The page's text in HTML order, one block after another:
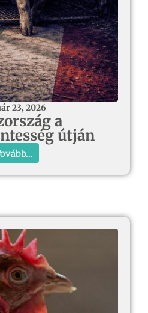
23, 2026
a
útján